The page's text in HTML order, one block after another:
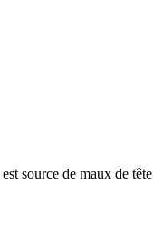
source de maux de